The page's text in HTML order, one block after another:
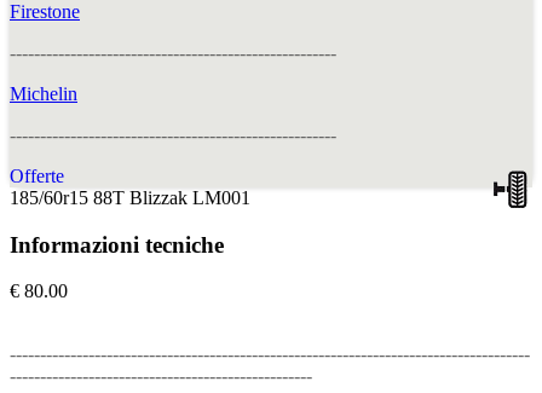
Firestone
------------------------------------------------------
Michelin
------------------------------------------------------
Offerte
185/60r15 88T Blizzak LM001
Informazioni tecniche
€ 80.00
--------------------------------------------------------------------------------------
--------------------------------------------------